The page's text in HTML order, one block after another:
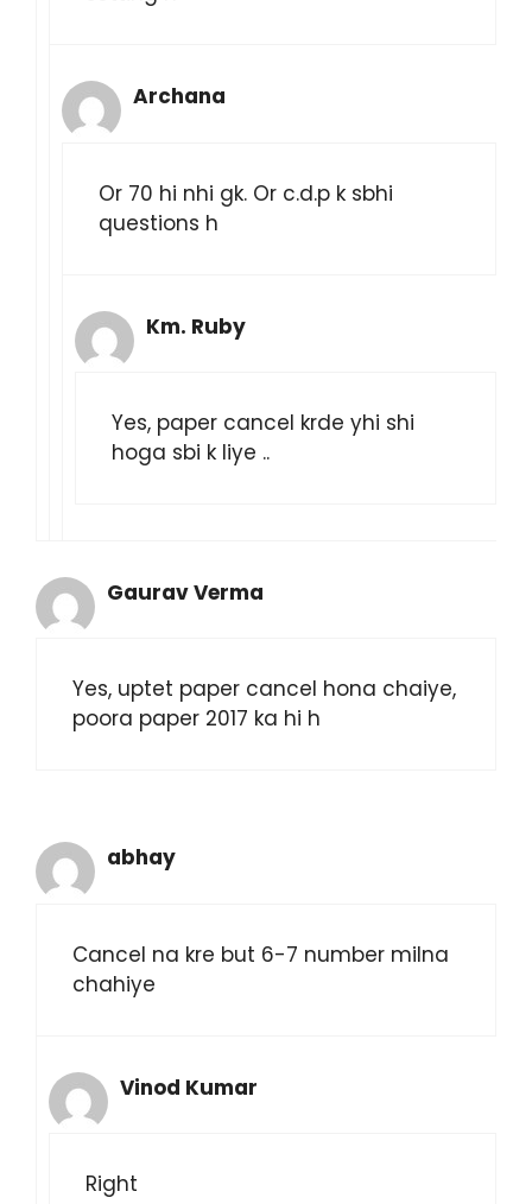
Archana
Or 70 hi nhi gk. Or c.d.p k sbhi
questions h
Km. Ruby
Yes, paper cancel krde yhi shi
hoga sbi k liye ..
Gaurav Verma
Yes, uptet paper cancel hona chaiye,
poora paper 2017 ka hi h
abhay
Cancel na kre but 6-7 number milna
chahiye
Vinod Kumar
Right